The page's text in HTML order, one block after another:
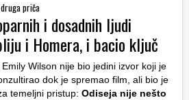
priča
i dosadnih ljudi
i Homera, i bacio ključ
Emily Wilson nije bio jedini izvor koji je
dok je spremao film, ali bio je
temeljni pristup: Odiseja nije nešto